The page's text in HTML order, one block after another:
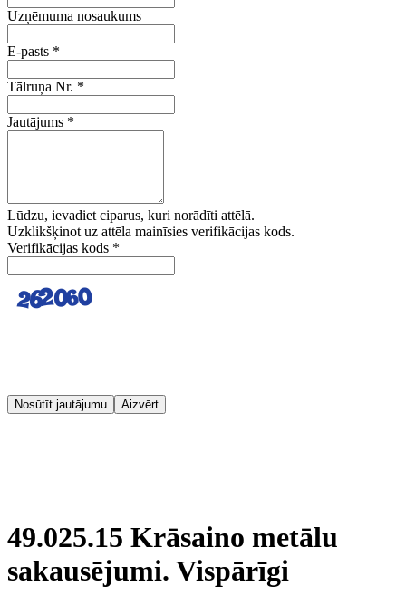
Uzņēmuma nosaukums
E-pasts *
Tālruņa Nr. *
Jautājums *
Lūdzu, ievadiet ciparus, kuri norādīti attēlā.
Uzklikšķinot uz attēla mainīsies verifikācijas kods.
Verifikācijas kods *
Nosūtīt jautājumu Aizvērt
49.025.15 Krāsaino metālu
sakausējumi. Vispārīgi